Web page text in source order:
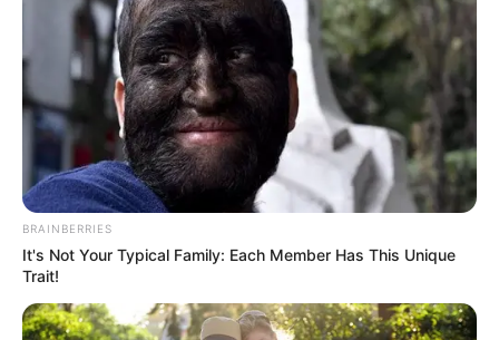
BRAINBERRIES
It's Not Your Typical Family: Each Member Has This Unique
Trait!